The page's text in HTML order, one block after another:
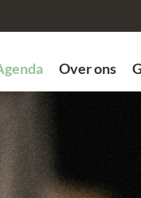
Over ons